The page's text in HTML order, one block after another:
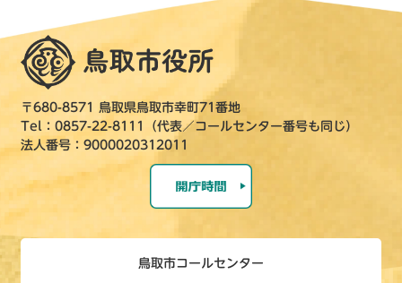
〒680-8571 鳥取県鳥取市幸町71番地
Tel：0857-22-8111（代表／コールセンター番号も同じ）
法人番号：9000020312011
鳥取市コールセンター